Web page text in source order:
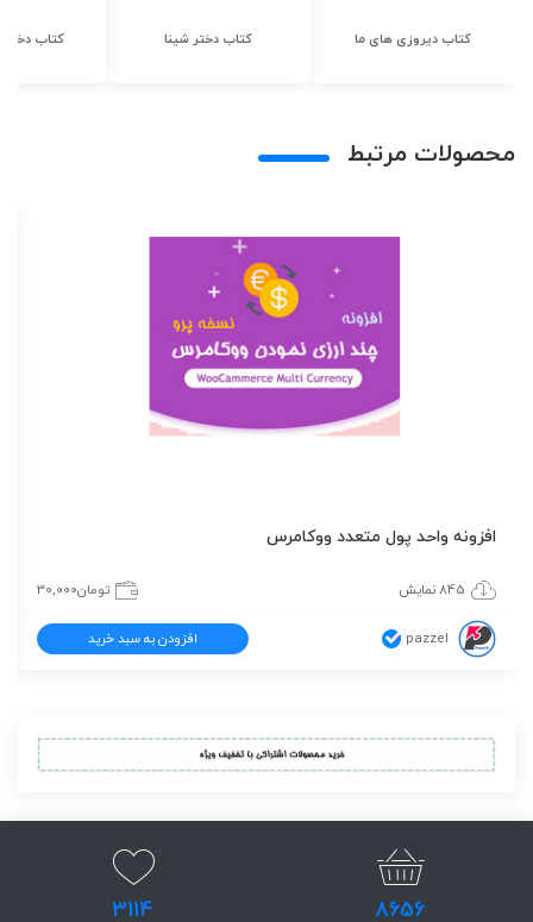
کتاب دیروزی های ما کتاب دختر شینا کتاب دختر
محصولات مرتبط
افزونه واحد پول متعدد ووکامرس
845 نمایش تومان30,000
pazzel افزودن به سبد خرید
8656
3114